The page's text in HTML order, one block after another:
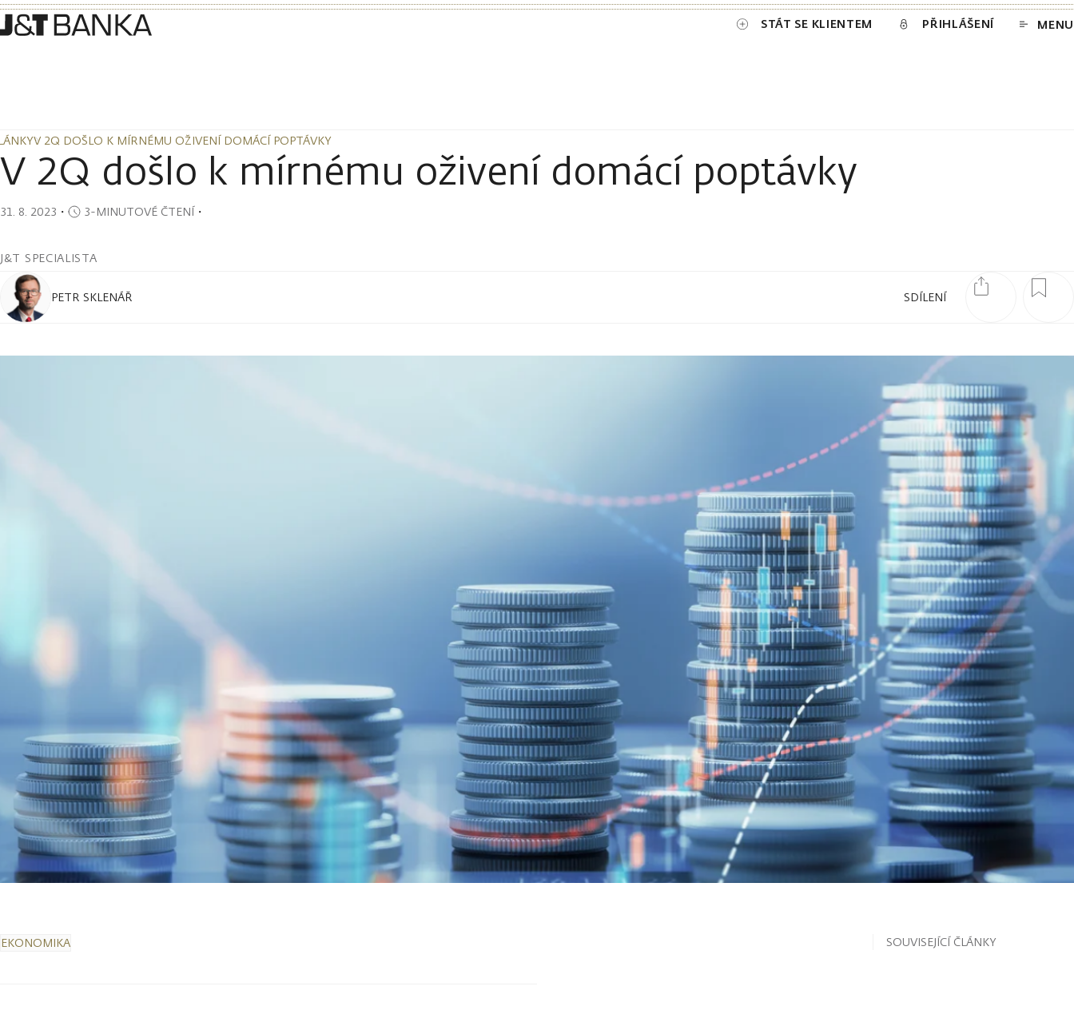
STÁT SE KLIENTEM PŘIHLÁŠENÍ MENU
V 2Q DOŠLO K MÍRNÉMU OŽIVENÍ DOMÁCÍ POPTÁVKY
V 2Q došlo k mírnému oživení domácí poptávky
31. 8. 2023 ・ 3-MINUTOVÉ ČTENÍ・
J&T SPECIALISTA
SDÍLENÍ
PETR SKLENÁŘ
EKONOMIKA SOUVISEJÍCÍ ČLÁNKY